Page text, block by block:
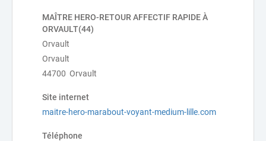
MAÎTRE HERO-RETOUR AFFECTIF RAPIDE À
ORVAULT(44)
Orvault
Orvault
44700 Orvault
Site internet
maitre-hero-marabout-voyant-medium-lille.com
Téléphone